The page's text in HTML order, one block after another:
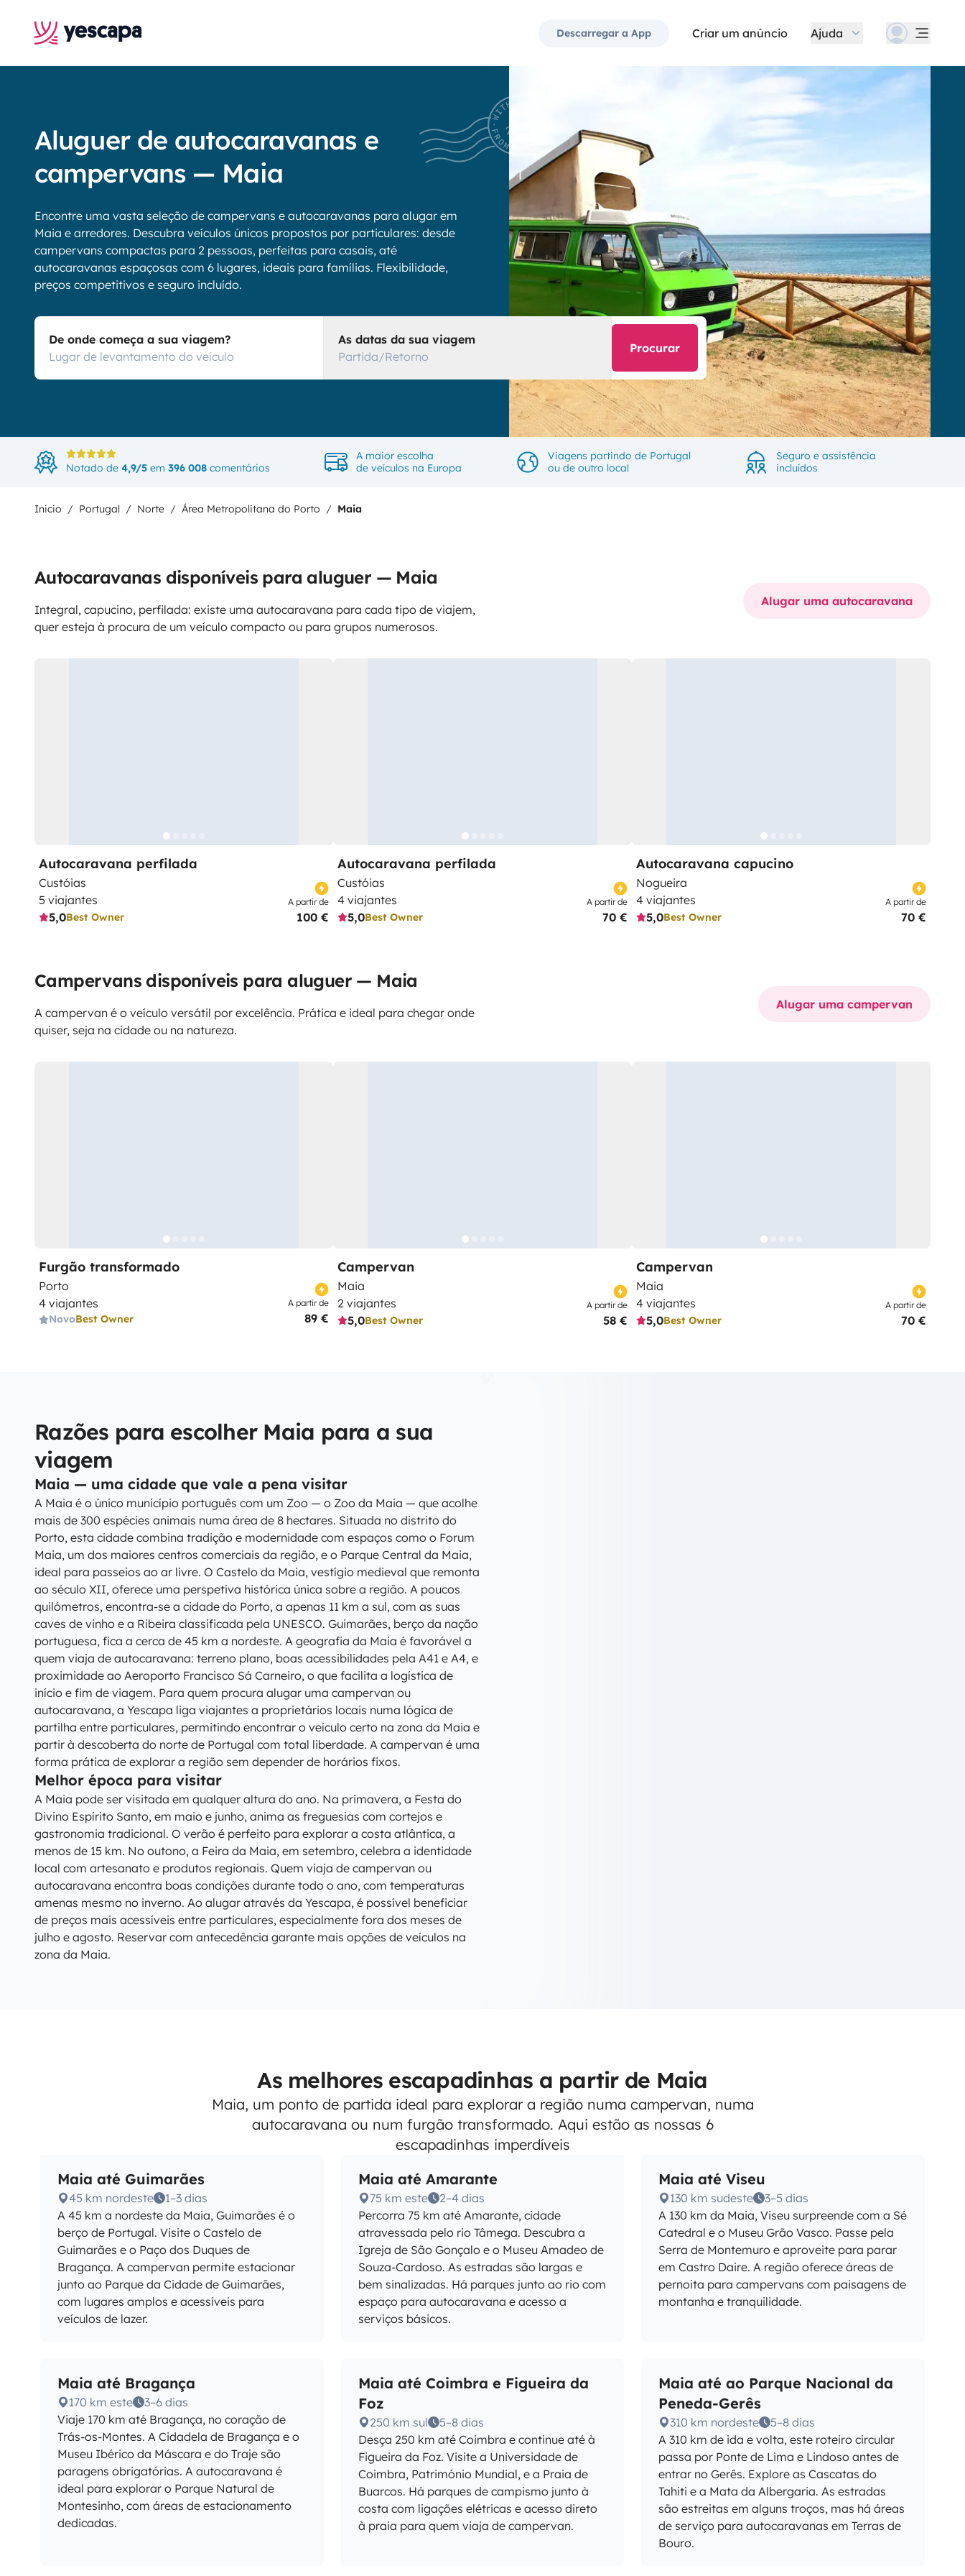
Descarregar a App Criar um anúncio Ajuda
Aluguer de autocaravanas e
campervans — Maia
Encontre uma vasta seleção de campervans e autocaravanas para alugar em
Maia e arredores. Descubra veículos únicos propostos por particulares: desde
campervans compactas para 2 pessoas, perfeitas para casais, até
autocaravanas espaçosas com 6 lugares, ideais para famílias. Flexibilidade,
preços competitivos e seguro incluído.
De onde começa a sua viagem?
As datas da sua viagem
Partida/Retorno
Procurar
Notado de 4,9/5 em 396 008 comentários
A maior escolha
de veículos na Europa
Viagens partindo de Portugal
ou de outro local
Seguro e assistência
incluídos
Inicio Portugal Norte Área Metropolitana do Porto Maia
Autocaravanas disponíveis para aluguer — Maia
Integral, capucino, perfilada: existe uma autocaravana para cada tipo de viajem,
quer esteja à procura de um veículo compacto ou para grupos numerosos.
Alugar uma autocaravana
Autocaravana perfilada
Custóias
5 viajantes
5,0Best Owner
A partir de
100 €
Autocaravana perfilada
Custóias
4 viajantes
5,0Best Owner
A partir de
70 €
Autocaravana capucino
Nogueira
4 viajantes
5,0Best Owner
A partir de
70 €
Campervans disponíveis para aluguer — Maia
A campervan é o veículo versátil por excelência. Prática e ideal para chegar onde
quiser, seja na cidade ou na natureza.
Alugar uma campervan
Furgão transformado
Porto
4 viajantes
NovoBest Owner
A partir de
89 €
Campervan
Maia
2 viajantes
5,0Best Owner
A partir de
58 €
Campervan
Maia
4 viajantes
5,0Best Owner
A partir de
70 €
Razões para escolher Maia para a sua
viagem
Maia — uma cidade que vale a pena visitar
A Maia é o único município português com um Zoo — o Zoo da Maia — que acolhe
mais de 300 espécies animais numa área de 8 hectares. Situada no distrito do
Porto, esta cidade combina tradição e modernidade com espaços como o Forum
Maia, um dos maiores centros comerciais da região, e o Parque Central da Maia,
ideal para passeios ao ar livre. O Castelo da Maia, vestígio medieval que remonta
ao século XII, oferece uma perspetiva histórica única sobre a região. A poucos
quilómetros, encontra-se a cidade do Porto, a apenas 11 km a sul, com as suas
caves de vinho e a Ribeira classificada pela UNESCO. Guimarães, berço da nação
portuguesa, fica a cerca de 45 km a nordeste. A geografia da Maia é favorável a
quem viaja de autocaravana: terreno plano, boas acessibilidades pela A41 e A4, e
proximidade ao Aeroporto Francisco Sá Carneiro, o que facilita a logística de
início e fim de viagem. Para quem procura alugar uma campervan ou
autocaravana, a Yescapa liga viajantes a proprietários locais numa lógica de
partilha entre particulares, permitindo encontrar o veículo certo na zona da Maia e
partir à descoberta do norte de Portugal com total liberdade. A campervan é uma
forma prática de explorar a região sem depender de horários fixos.
Melhor época para visitar
A Maia pode ser visitada em qualquer altura do ano. Na primavera, a Festa do
Divino Espírito Santo, em maio e junho, anima as freguesias com cortejos e
gastronomia tradicional. O verão é perfeito para explorar a costa atlântica, a
menos de 15 km. No outono, a Feira da Maia, em setembro, celebra a identidade
local com artesanato e produtos regionais. Quem viaja de campervan ou
autocaravana encontra boas condições durante todo o ano, com temperaturas
amenas mesmo no inverno. Ao alugar através da Yescapa, é possível beneficiar
de preços mais acessíveis entre particulares, especialmente fora dos meses de
julho e agosto. Reservar com antecedência garante mais opções de veículos na
zona da Maia.
As melhores escapadinhas a partir de Maia
Maia, um ponto de partida ideal para explorar a região numa campervan, numa
autocaravana ou num furgão transformado. Aqui estão as nossas 6
escapadinhas imperdíveis
Maia até Guimarães
45 km nordeste
1–3 dias
A 45 km a nordeste da Maia, Guimarães é o
berço de Portugal. Visite o Castelo de
Guimarães e o Paço dos Duques de
Bragança. A campervan permite estacionar
junto ao Parque da Cidade de Guimarães,
com lugares amplos e acessíveis para
veículos de lazer.
Maia até Amarante
75 km este
2–4 dias
Percorra 75 km até Amarante, cidade
atravessada pelo rio Tâmega. Descubra a
Igreja de São Gonçalo e o Museu Amadeo de
Souza-Cardoso. As estradas são largas e
bem sinalizadas. Há parques junto ao rio com
espaço para autocaravana e acesso a
serviços básicos.
Maia até Viseu
130 km sudeste
3–5 dias
A 130 km da Maia, Viseu surpreende com a Sé
Catedral e o Museu Grão Vasco. Passe pela
Serra de Montemuro e aproveite para parar
em Castro Daire. A região oferece áreas de
pernoita para campervans com paisagens de
montanha e tranquilidade.
Maia até Bragança
170 km este
3–6 dias
Viaje 170 km até Bragança, no coração de
Trás-os-Montes. A Cidadela de Bragança e o
Museu Ibérico da Máscara e do Traje são
paragens obrigatórias. A autocaravana é
ideal para explorar o Parque Natural de
Montesinho, com áreas de estacionamento
dedicadas.
Maia até Coimbra e Figueira da
Foz
250 km sul
5–8 dias
Desça 250 km até Coimbra e continue até à
Figueira da Foz. Visite a Universidade de
Coimbra, Património Mundial, e a Praia de
Buarcos. Há parques de campismo junto à
costa com ligações elétricas e acesso direto
à praia para quem viaja de campervan.
Maia até ao Parque Nacional da
Peneda-Gerês
310 km nordeste
5–8 dias
A 310 km de ida e volta, este roteiro circular
passa por Ponte de Lima e Lindoso antes de
entrar no Gerês. Explore as Cascatas do
Tahiti e a Mata da Albergaria. As estradas
são estreitas em alguns troços, mas há áreas
de serviço para autocaravanas em Terras de
Bouro.